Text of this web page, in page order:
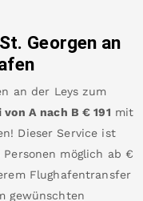
St. Georgen an
an der Leys zum
von A nach B €191 mit
Dieser Service ist
möglich ab €
Flughafentransfer
gewünschten